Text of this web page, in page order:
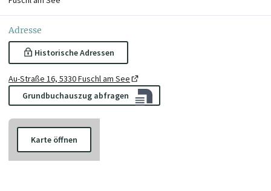
Adresse
Historische Adressen
Au-Straße 16, 5330 Fuschl am See
Grundbuchauszug abfragen
Karte öffnen